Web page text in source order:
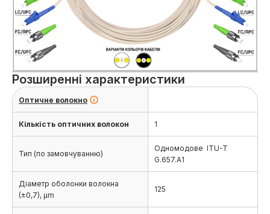
Розширенні характеристики
Оптичне волокно
Кількість оптичних волокон 1
Тип (по замовчуванню)
Одномодове ITU-T
G.657.A1
Діаметр оболонки волокна
(±0,7), µm
125